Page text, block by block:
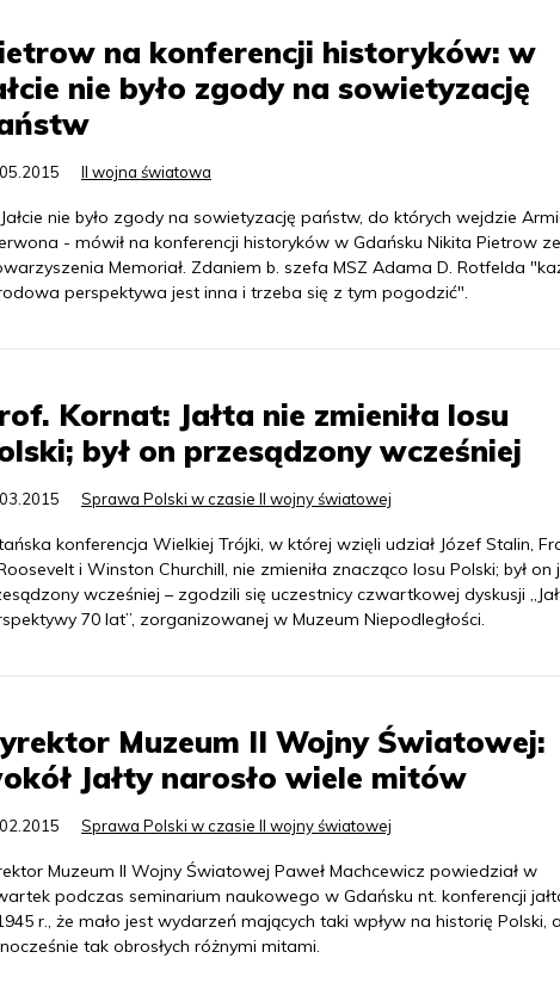
na konferencji historyków: w
nie było zgody na sowietyzację
II wojna światowa
nie było zgody na sowietyzację państw, do których wejdzie
- mówił na konferencji historyków w Gdańsku Nikita Pietrow ze
Memoriał. Zdaniem b. szefa MSZ Adama D. Rotfelda
perspektywa jest inna i trzeba się z tym pogodzić".
Kornat: Jałta nie zmieniła losu
był on przesądzony wcześniej
Sprawa Polski w czasie II wojny światowej
konferencja Wielkiej Trójki, w której wzięli udział Józef Stalin,
i Winston Churchill, nie zmieniła znacząco losu Polski; był on
wcześniej – zgodzili się uczestnicy czwartkowej dyskusji
70 lat”, zorganizowanej w Muzeum Niepodległości.
Muzeum II Wojny Światowej:
Jałty narosło wiele mitów
Sprawa Polski w czasie II wojny światowej
Muzeum II Wojny Światowej Paweł Machcewicz powiedział w
podczas seminarium naukowego w Gdańsku nt. konferencji
r., że mało jest wydarzeń mających taki wpływ na historię Polski, a
tak obrosłych różnymi mitami.